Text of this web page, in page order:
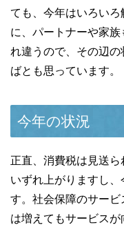
ても、今年はいろい
に、パートナーや家
れ違うので、その辺
ばとも思っています。
今年の状況
正直、消費税は見送ら
いずれ上がりますし
す。社会保障のサー
は増えてもサービス